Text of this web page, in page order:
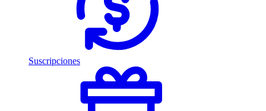
Suscripciones